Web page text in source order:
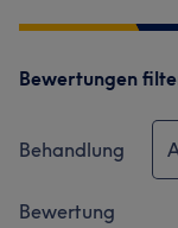
Bewertungen
Behandlung
Bewertung